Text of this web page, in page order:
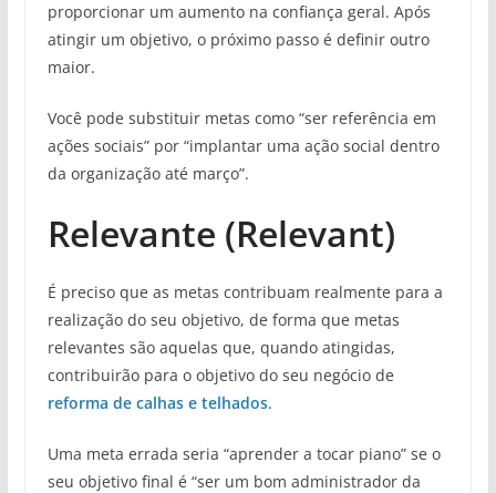
proporcionar um aumento na confiança geral. Após
atingir um objetivo, o próximo passo é definir outro
maior.
Você pode substituir metas como “ser referência em
ações sociais” por “implantar uma ação social dentro
da organização até março”.
Relevante (Relevant)
É preciso que as metas contribuam realmente para a
realização do seu objetivo, de forma que metas
relevantes são aquelas que, quando atingidas,
contribuirão para o objetivo do seu negócio de
reforma de calhas e telhados.
Uma meta errada seria “aprender a tocar piano” se o
seu objetivo final é “ser um bom administrador da